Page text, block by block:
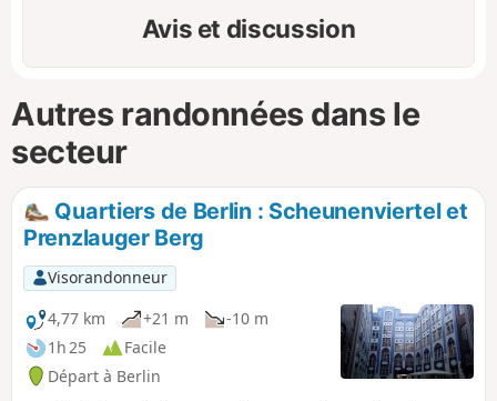
Avis et discussion
Autres randonnées dans le
secteur
Quartiers de Berlin : Scheunenviertel et
Prenzlauger Berg
Visorandonneur
4,77 km
+21 m
-10 m
1h 25
Facile
Départ à Berlin